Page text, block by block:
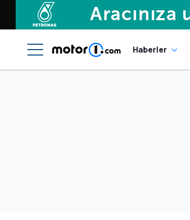
Haberler